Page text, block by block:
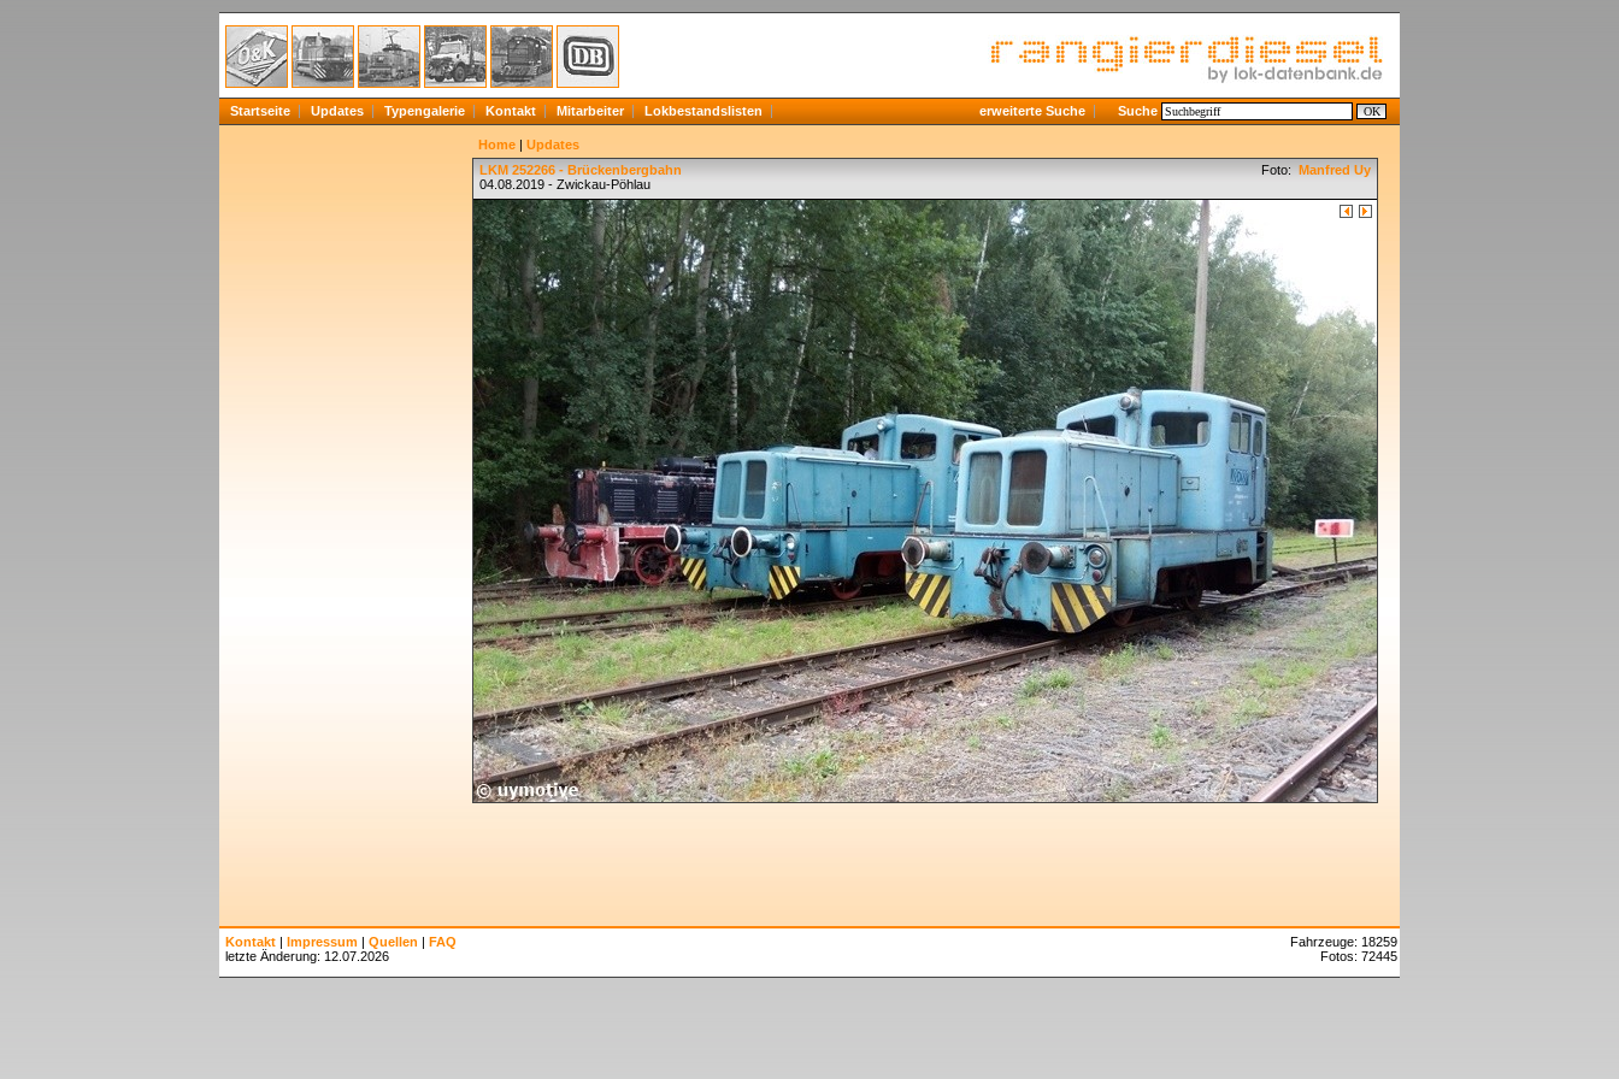
Startseite Updates Typengalerie Kontakt Mitarbeiter Lokbestandslisten erweiterte Suche Suche
Home | Updates
LKM 252266 - Brückenbergbahn
04.08.2019 - Zwickau-Pöhlau
Foto: Manfred Uy
Kontakt | Impressum | Quellen | FAQ
letzte Änderung: 12.07.2026
Fahrzeuge: 18259
Fotos: 72445